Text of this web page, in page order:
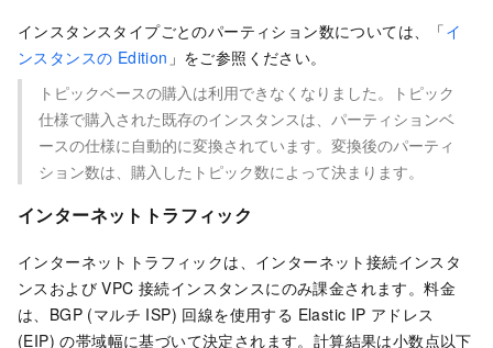
インスタンスタイプごとのパーティション数については、「イ
ンスタンスの Edition 」をご参照ください。
トピックベースの購入は利用できなくなりました。トピック
仕様で購入された既存のインスタンスは、パーティションベ
ースの仕様に自動的に変換されています。変換後のパーティ
ション数は、購入したトピック数によって決まります。
インターネットトラフィック
インターネットトラフィックは、インターネット接続インスタ
ンスおよび VPC 接続インスタンスにのみ課金されます。料金
は、BGP (マルチ ISP) 回線を使用する Elastic IP アドレス
(EIP) の帯域幅に基づいて決定されます。計算結果は小数点以下